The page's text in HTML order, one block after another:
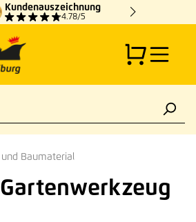
Kundenauszeichnung
4.78/5
Baumaterial